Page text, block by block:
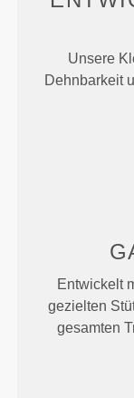
Unsere
Dehnbarkeit
Entwickelt
gezielten
gesamten